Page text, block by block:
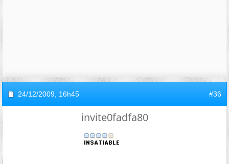
24/12/2009, 16h45 #36
invite0fadfa80